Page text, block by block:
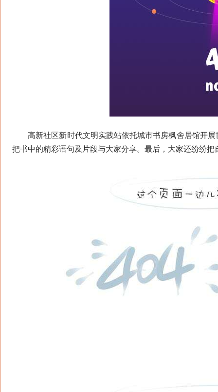
高新社区新时代文明实践站依托城市书房枫舍居馆开展
把书中的精彩语句及片段与大家分享。最后，大家还纷纷